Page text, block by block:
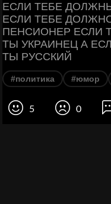
ЕСЛИ ТЕБЕ
ЕСЛИ ТЕБЕ
ПЕНСИОНЕР ЕСЛИ
ТЫ УКРАИНЕЦ А
ТЫ РУССКИЙ
#политика #юмор
5 0